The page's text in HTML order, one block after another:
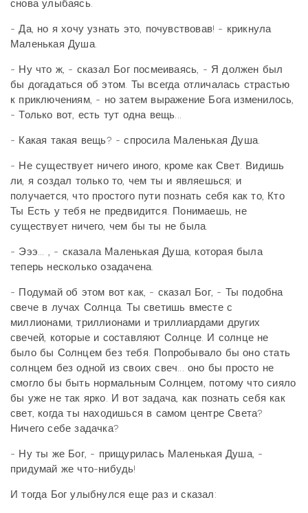
снова улыбаясь.
- Да, но я хочу узнать это, почувствовав! - крикнула
Маленькая Душа.
- Ну что ж, - сказал Бог посмеиваясь, - Я должен был
бы догадаться об этом. Ты всегда отличалась страстью
к приключениям, - но затем выражение Бога изменилось,
- Только вот, есть тут одна вещь...
- Какая такая вещь? - спросила Маленькая Душа.
- Не существует ничего иного, кроме как Свет. Видишь
ли, я создал только то, чем ты и являешься; и
получается, что простого пути познать себя как то, Кто
Ты Есть у тебя не предвидится. Понимаешь, не
существует ничего, чем бы ты не была.
- Эээ... , - сказала Маленькая Душа, которая была
теперь несколько озадачена.
- Подумай об этом вот как, - сказал Бог, - Ты подобна
свече в лучах Солнца. Ты светишь вместе с
миллионами, триллионами и триллиардами других
свечей, которые и составляют Солнце. И солнце не
было бы Солнцем без тебя. Попробывало бы оно стать
солнцем без одной из своих свеч... оно бы просто не
смогло бы быть нормальным Солнцем, потому что сияло
бы уже не так ярко. И вот задача, как познать себя как
свет, когда ты находишься в самом центре Света?
Ничего себе задачка?
- Ну ты же Бог, - прищурилась Маленькая Душа, -
придумай же что-нибудь!
И тогда Бог улыбнулся еще раз и сказал: